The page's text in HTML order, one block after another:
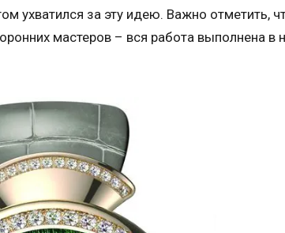
ухватился за эту идею. Важно отметить,
мастеров – вся работа выполнена в